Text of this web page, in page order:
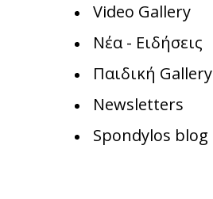
Video Gallery
Νέα - Ειδήσεις
Παιδική Gallery
Newsletters
Spondylos blog